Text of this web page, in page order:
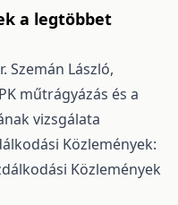
a legtöbbet
Szemán László,
műtrágyázás és a
vizsgálata
Közlemények:
Közlemények